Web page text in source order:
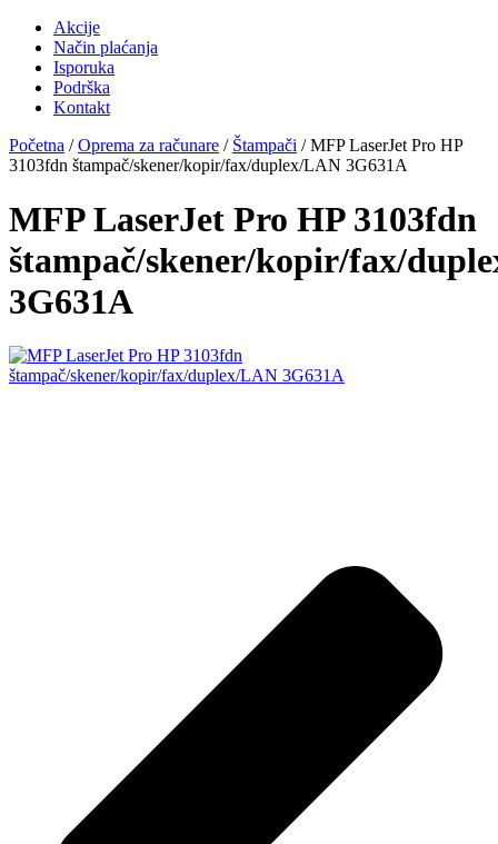
Akcije
Način plaćanja
Isporuka
Podrška
Kontakt
Početna /Oprema za računare / Štampači / MFP LaserJet Pro HP
3103fdn štampač/skener/kopir/fax/duplex/LAN 3G631A
MFP LaserJet Pro HP 3103fdn
štampač/skener/kopir/fax/
3G631A